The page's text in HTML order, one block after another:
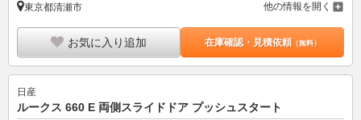
東京都清瀬市 他の情報を開く
お気に入り追加 在庫確認・見積依頼（無料）
日産
ルークス 660 E 両側スライドドア プッシュスタート